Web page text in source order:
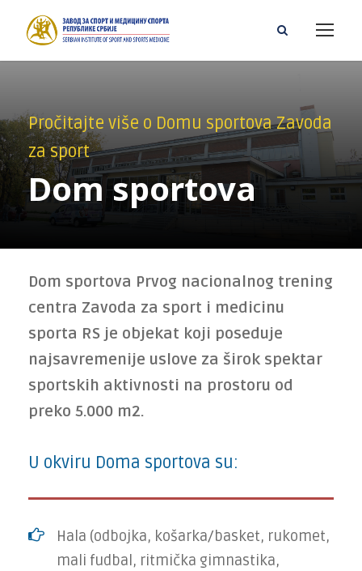
Pročitajte više o Domu sportova Zavoda
za sport
Dom sportova
Dom sportova Prvog nacionalnog trening
centra Zavoda za sport i medicinu
sporta RS je objekat koji poseduje
najsavre­menije uslove za širok spektar
sportskih aktivnosti na pro­storu od
preko 5.000 m2.
U okviru Doma sportova su:
Hala (odbojka, košarka/basket, rukomet,
mali fudbal, ritmička gimnastika,